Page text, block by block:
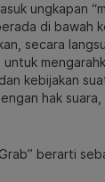
ungkapan
di bawah
secara
kebijakan
hak
berarti